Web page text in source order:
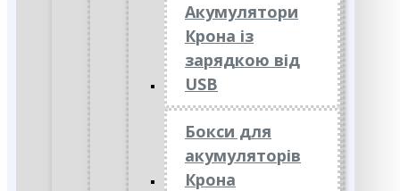
Акумулятори
Крона із
зарядкою від
USB
Бокси для
акумуляторів
Крона